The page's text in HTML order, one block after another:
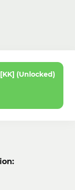
(Unlocked)